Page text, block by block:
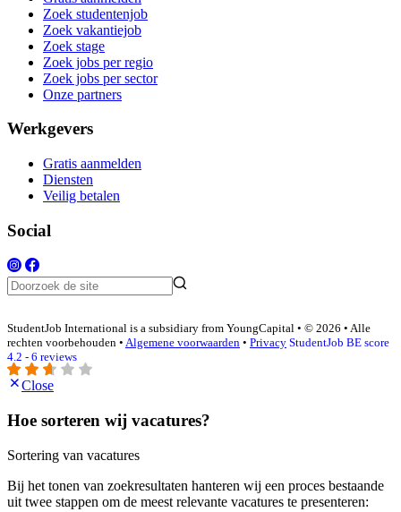
Zoek studentenjob
Zoek vakantiejob
Zoek stage
Zoek jobs per regio
Zoek jobs per sector
Onze partners
Werkgevers
Gratis aanmelden
Diensten
Veilig betalen
Social
StudentJob International is a subsidiary from YoungCapital • © 2026 • Alle
rechten voorbehouden • Algemene voorwaarden • Privacy StudentJob BE score
4.2 - 6 reviews
Close
Hoe sorteren wij vacatures?
Sortering van vacatures
Bij het tonen van zoekresultaten hanteren wij een proces bestaande
uit twee stappen om de meest relevante vacatures te presenteren: